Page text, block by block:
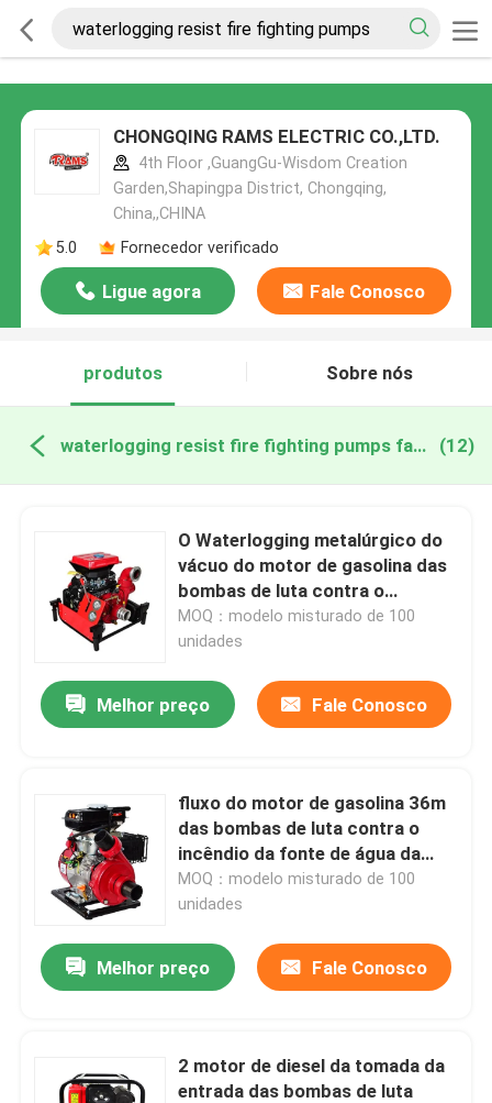
CHONGQING RAMS ELECTRIC CO.,LTD.
4th Floor ,GuangGu-Wisdom Creation
Garden,Shapingpa District, Chongqing,
China,,CHINA
5.0
Fornecedor verificado
Ligue agora Fale Conosco
produtos Sobre nós
waterlogging resist fire fighting pumps fabricação online (12)
O Waterlogging metalúrgico do
vácuo do motor de gasolina das
bombas de luta contra o
incêndio resiste
MOQ：modelo misturado de 100
unidades
Melhor preço Fale Conosco
fluxo do motor de gasolina 36m
das bombas de luta contra o
incêndio da fonte de água da
vida Max Head 19m3 h
MOQ：modelo misturado de 100
unidades
Melhor preço Fale Conosco
2 motor de diesel da tomada da
entrada das bombas de luta